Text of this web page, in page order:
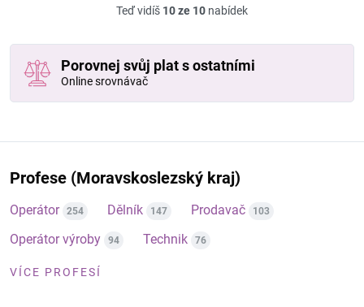
Teď vidíš 10 ze 10 nabídek
Porovnej svůj plat s ostatními
Online srovnávač
Profese (Moravskoslezský kraj)
Operátor 254 Dělník 147 Prodavač 103
Operátor výroby 94 Technik 76
VÍCE PROFESÍ